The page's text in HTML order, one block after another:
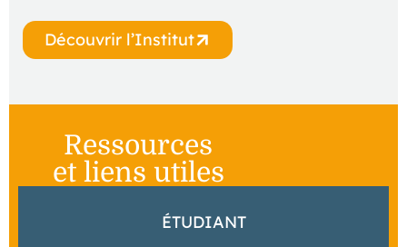
Découvrir l’Institut
Ressources
et liens utiles
ÉTUDIANT